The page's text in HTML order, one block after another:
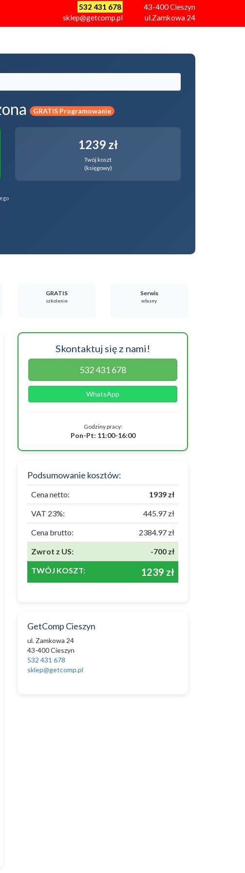
532 431 678
sklep@getcomp.pl
43-400Cieszyn
ul.Zamkowa 24
GRATIS Programowanie
1239 zł
Twój koszt
(księgowy)
GRATIS
szkolenie
Serwis
własny
Skontaktuj się z nami!
532 431 678
WhatsApp
Godziny pracy:
Pon-Pt: 11:00-16:00
Podsumowanie kosztów:
Cena netto: 1939 zł
VAT 23%: 445.97 zł
Cena brutto: 2384.97 zł
Zwrot z US: -700 zł
TWÓJ KOSZT: 1239 zł
GetComp Cieszyn
ul. Zamkowa 24
43-400 Cieszyn
532 431 678
sklep@getcomp.pl